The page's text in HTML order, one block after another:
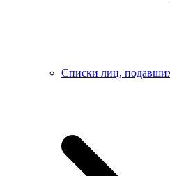
Списки лиц,